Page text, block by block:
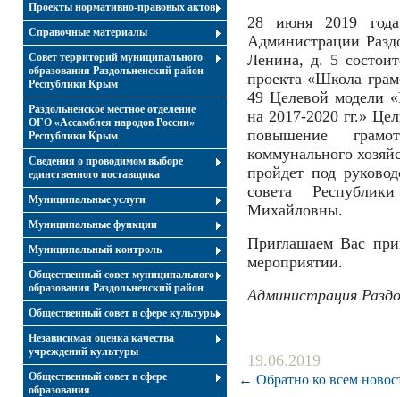
Проекты нормативно-правовых актов
Справочные материалы
Совет территорий муниципального
образования Раздольненский район
Республики Крым
Раздольненское местное отделение
ОГО «Ассамблея народов России»
Республики Крым
Cведения о проводимом выборе
единственного поставщика
Муниципальные услуги
Муниципальные функции
Муниципальный контроль
Общественный совет муниципального
образования Раздольненский район
Общественный совет в сфере культуры
Независимая оценка качества
учреждений культуры
Общественный совет в сфере
образования
28 июня 2019
Администрации
Ленина, д. 5
проекта «Школа
49 Целевой модели
на 2017-2020 гг.»
повышение
коммунального
пройдет под
совета
Михайловны.
Приглашаем Вас
мероприятии.
Администрация
19.06.2019
← Обратно ко всем